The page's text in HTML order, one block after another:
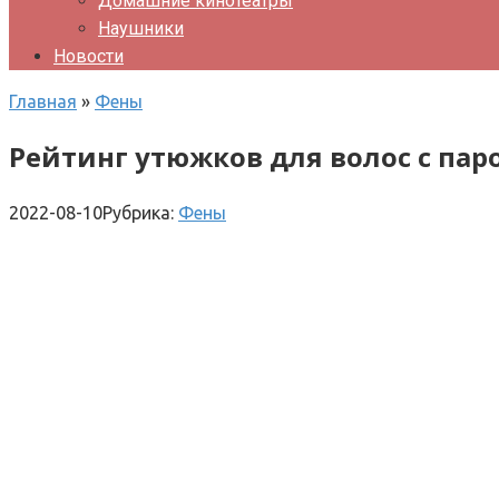
Наушники
Новости
Главная » Фены
Рейтинг утюжков для волос с
2022-08-10Рубрика: Фены